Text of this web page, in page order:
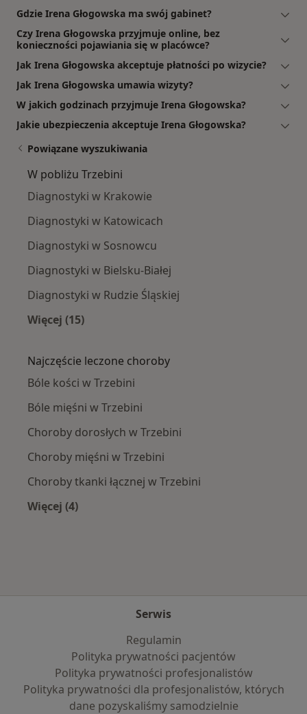
Gdzie Irena Głogowska ma swój gabinet?
Czy Irena Głogowska przyjmuje online, bez
konieczności pojawiania się w placówce?
Jak Irena Głogowska akceptuje płatności po wizycie?
Jak Irena Głogowska umawia wizyty?
W jakich godzinach przyjmuje Irena Głogowska?
Jakie ubezpieczenia akceptuje Irena Głogowska?
Powiązane wyszukiwania
W pobliżu Trzebini
Diagnostyki w Krakowie
Diagnostyki w Katowicach
Diagnostyki w Sosnowcu
Diagnostyki w Bielsku-Białej
Diagnostyki w Rudzie Śląskiej
Więcej (15)
Najczęście leczone choroby
Bóle kości w Trzebini
Bóle mięśni w Trzebini
Choroby dorosłych w Trzebini
Choroby mięśni w Trzebini
Choroby tkanki łącznej w Trzebini
Więcej (4)
Serwis
Regulamin
Polityka prywatności pacjentów
Polityka prywatności profesjonalistów
Polityka prywatności dla profesjonalistów, których
dane pozyskaliśmy samodzielnie